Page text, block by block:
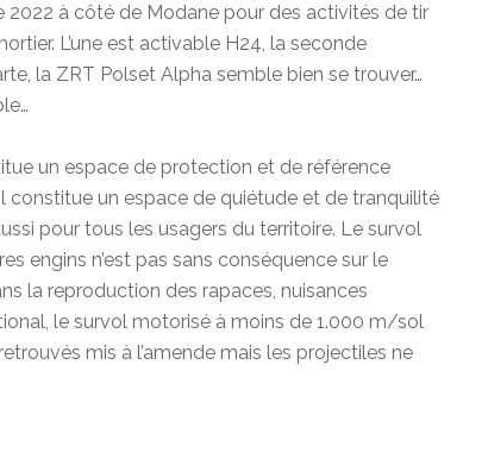
2022 à côté de Modane pour des activités de tir
L’une est activable H24, la seconde
la ZRT Polset Alpha semble bien se trouver…
un espace de protection et de référence
constitue un espace de quiétude et de tranquilité
pour tous les usagers du territoire. Le survol
engins n’est pas sans conséquence sur le
la reproduction des rapaces, nuisances
le survol motorisé à moins de 1.000 m/sol
mis à l’amende mais les projectiles ne